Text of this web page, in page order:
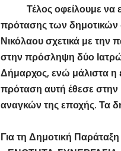
Τέλος οφείλουμε να
πρότασης των δημοτικών
Νικόλαου σχετικά με την
στην πρόσληψη δύο
Δήμαρχος, ενώ μάλιστα η
πρόταση αυτή έθεσε
αναγκών της εποχής. Τα
Για τη Δημοτική Παράταξη